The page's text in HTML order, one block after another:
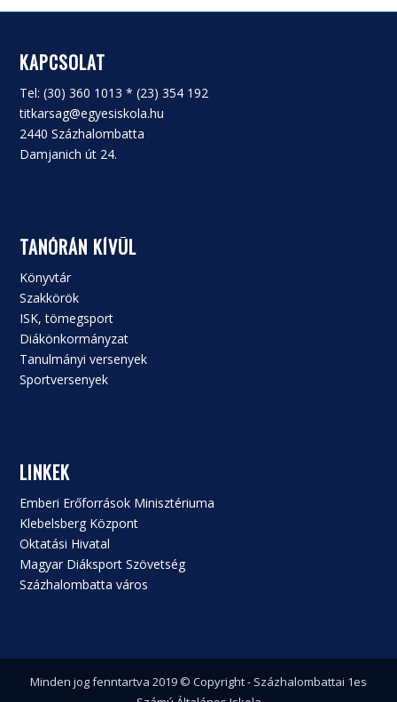
KAPCSOLAT
Tel: (30) 360 1013 * (23) 354 192
titkarsag@egyesiskola.hu
2440 Százhalombatta
Damjanich út 24.
TANÓRÁN KÍVÜL
Könyvtár
Szakkörök
ISK, tömegsport
Diákönkormányzat
Tanulmányi versenyek
Sportversenyek
LINKEK
Emberi Erőforrások Minisztériuma
Klebelsberg Központ
Oktatási Hivatal
Magyar Diáksport Szövetség
Százhalombatta város
Minden jog fenntartva 2019 © Copyright - Százhalombattai 1es